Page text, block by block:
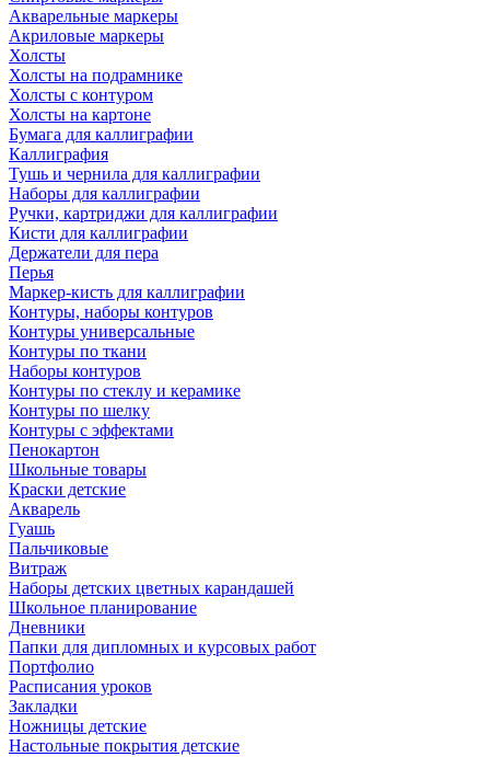
Акварельные маркеры
Акриловые маркеры
Холсты
Холсты на подрамнике
Холсты с контуром
Холсты на картоне
Бумага для каллиграфии
Каллиграфия
Тушь и чернила для каллиграфии
Наборы для каллиграфии
Ручки, картриджи для каллиграфии
Кисти для каллиграфии
Держатели для пера
Перья
Маркер-кисть для каллиграфии
Контуры, наборы контуров
Контуры универсальные
Контуры по ткани
Наборы контуров
Контуры по стеклу и керамике
Контуры по шелку
Контуры с эффектами
Пенокартон
Школьные товары
Краски детские
Акварель
Гуашь
Пальчиковые
Витраж
Наборы детских цветных карандашей
Школьное планирование
Дневники
Папки для дипломных и курсовых работ
Портфолио
Расписания уроков
Закладки
Ножницы детские
Настольные покрытия детские